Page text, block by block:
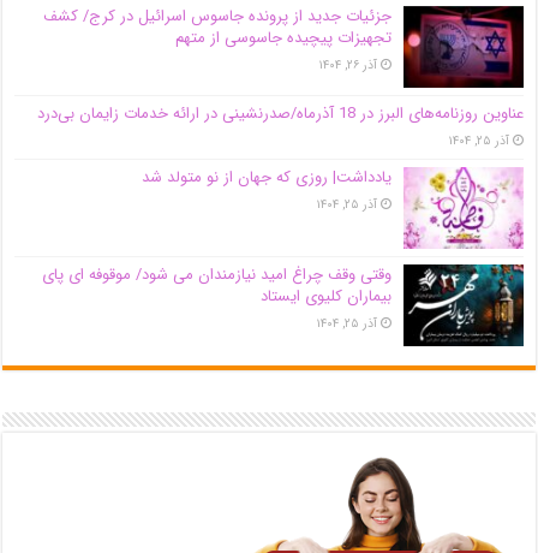
جزئیات جدید از پرونده جاسوس اسرائیل در کرج/‌ کشف
تجهیزات پیچیده جاسوسی از متهم
آذر ۲۶, ۱۴۰۴
عناوین روزنامه‌های البرز در ‌18 آذرماه/صدرنشینی در ارائه خدمات زایمان بی‌درد
آذر ۲۵, ۱۴۰۴
یادداشت| روزی که جهان از نو متولد شد
آذر ۲۵, ۱۴۰۴
وقتی وقف چراغ امید نیازمندان می شود/ موقوفه ای پای
بیماران کلیوی ایستاد
آذر ۲۵, ۱۴۰۴